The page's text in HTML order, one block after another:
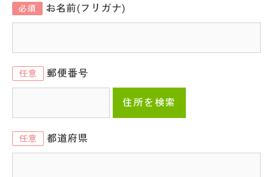
必須 お名前(フリガナ)
任意 郵便番号
住所を検索
任意 都道府県